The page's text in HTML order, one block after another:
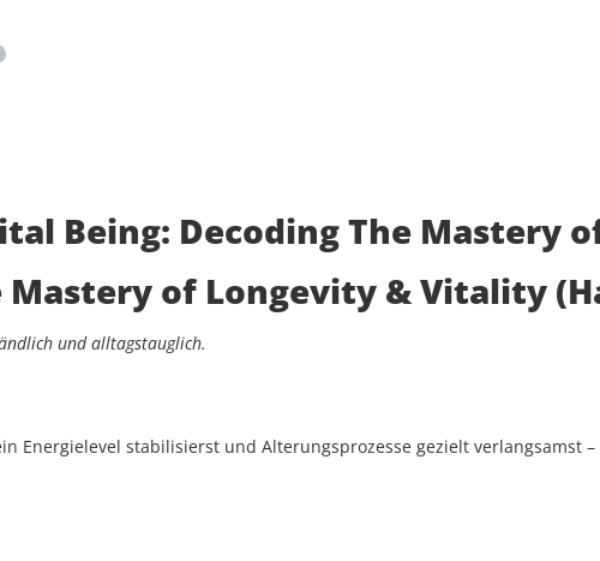
Being: Decoding The Mastery
Mastery of Longevity & Vitality
und alltagstauglich.
Energielevel stabilisierst und Alterungsprozesse gezielt verlangsamst